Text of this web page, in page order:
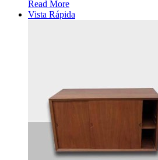
Read More
Vista Rápida